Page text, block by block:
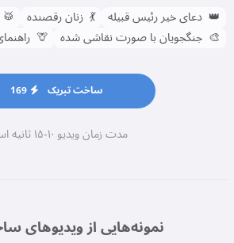
👑 دعای خیر رئیس قبیله 💃 زنان رقصنده 🥁
🎨 جنگجویان با صورت نقاشی شده 🦒
ساخت تبریک 169
مدت زمان ویدیو ۱۰-۱۵ ثانیه است
نمونه‌هایی از ویدیوهای